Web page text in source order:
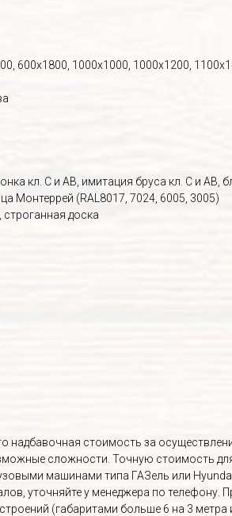
600х1800, 1000х1000, 1000х1200,
кл. С и АВ, имитация бруса кл. С и АВ,
Монтеррей (RAL8017, 7024, 6005, 3005)
доска
надбавочная стоимость за
сложности. Точную стоимость
машинами типа ГАЗель или
уточняйте у менеджера по телефону.
(габаритами больше 6 на 3